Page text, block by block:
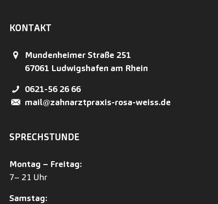
KONTAKT
Mundenheimer Straße 251
67061 Ludwigshafen am Rhein
0621-56 26 66
mail@zahnarztpraxis-rosa-weiss.de
SPRECHSTUNDE
Montag – Freitag:
7– 21 Uhr
Samstag: